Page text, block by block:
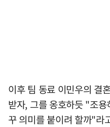
이후 팀 동료 이민우의 결
받자, 그를 옹호하듯 "조
꾸 의미를 붙이려 할까"라